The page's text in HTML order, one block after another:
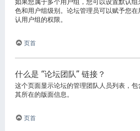
如果您属于多个用户组，您可以设置默认
色和用户组级别。论坛管理员可以赋予您
认用户组的权限。
页首
什么是 “论坛团队” 链接？
这个页面显示论坛的管理团队人员列表，
其所在的版面信息。
页首